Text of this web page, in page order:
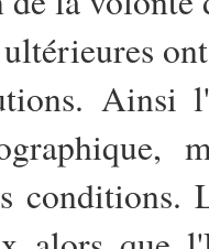
Ainsi